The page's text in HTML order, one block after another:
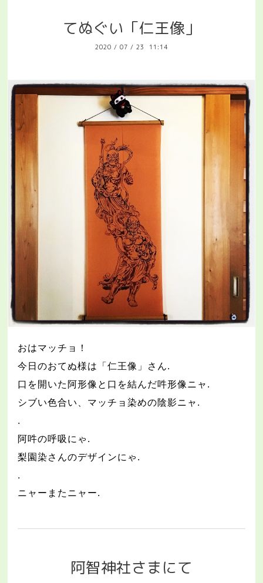
てぬぐい「仁王像」
2020 / 07 / 23 11:14
おはマッチョ！
今日のおてぬ様は「仁王像」さん.
口を開いた阿形像と口を結んだ吽形像ニャ .
シブい色合い、マッチョ染めの陰影ニャ .
.
阿吽の呼吸にゃ .
梨園染さんのデザインにゃ .
.
ニャーまたニャー.
阿智神社さまにて